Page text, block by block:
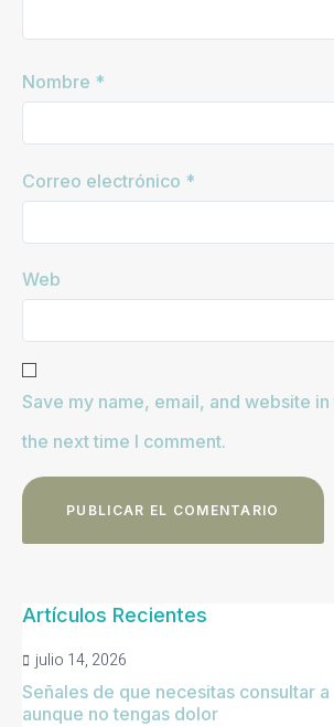
Nombre *
Correo electrónico *
Web
Save my name, email, and website
the next time I comment.
Artículos Recientes
julio 14, 2026
Señales de que necesitas consultar
aunque no tengas dolor